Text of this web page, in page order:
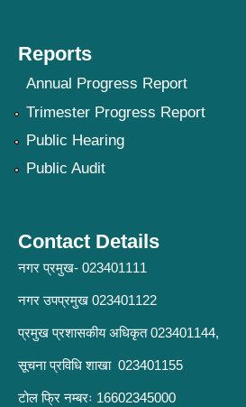
Reports
Annual Progress Report
Trimester Progress Report
Public Hearing
Public Audit
Contact Details
नगर प्रमुख- 023401111
नगर उपप्रमुख 023401122
प्रमुख प्रशासकीय अधिकृत 023401144,
सूचना प्रविधि शाखा 023401155
टोल फ्रि नम्बरः 16602345000